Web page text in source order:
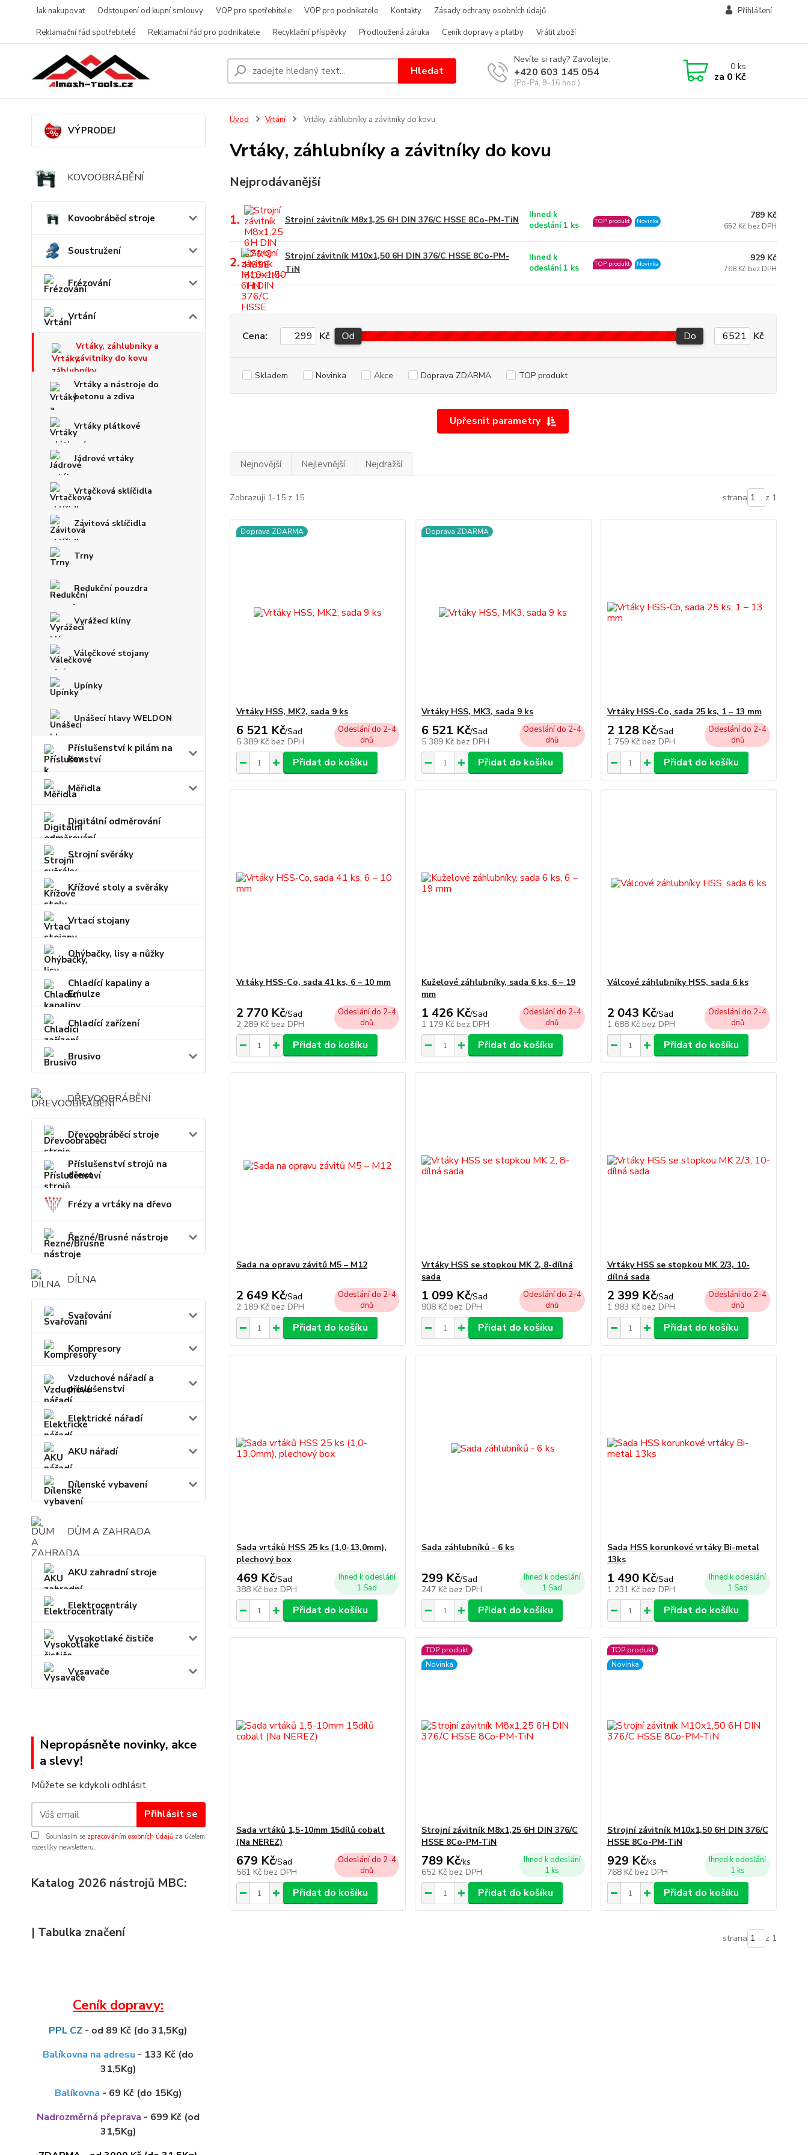
Jak nakupovat Odstoupení od kupní smlouvy VOP pro spotřebitele VOP pro podnikatele Kontakty
Zásady ochrany osobních údajů
Reklamační řád spotřebitelé
Reklamační řád pro podnikatele Recyklační příspěvky Prodloužená záruka Ceník dopravy a platby Vrátit zboží
Přihlášení
Hledat
Nevíte si rady? Zavolejte.
+420 603 145 054
(Po-Pá, 9-16 hod.)
0ks
za 0 Kč
VÝPRODEJ
KOVOOBRÁBĚNÍ
Kovoobráběcí stroje
Soustružení
Frézování
Vrtání
Vrtáky, záhlubníky a
závitníky do kovu
Vrtáky a nástroje do
betonu a zdiva
Vrtáky plátkové
Jádrové vrtáky
Vrtačková sklíčidla
Závitová sklíčidla
Trny
Redukční pouzdra
Vyrážecí klíny
Válečkové stojany
Upínky
Unášecí hlavy WELDON
Příslušenství k pilám na
kov
Měřidla
Digitální odměrování
Strojní svěráky
Křížové stoly a svěráky
Vrtací stojany
Ohýbačky, lisy a nůžky
Chladící kapaliny a
Emulze
Chladící zařízení
Brusivo
DŘEVOOBRÁBĚNÍ
Dřevoobráběcí stroje
Příslušenství strojů na
dřevo
Frézy a vrtáky na dřevo
Řezné/Brusné nástroje
DÍLNA
Svařování
Kompresory
Vzduchové nářadí a
příslušenství
Elektrické nářadí
AKU nářadí
Dílenské vybavení
DŮM A ZAHRADA
AKU zahradní stroje
Elektrocentrály
Vysokotlaké čističe
Vysavače
Nepropásněte novinky, akce
a slevy!
Můžete se kdykoli odhlásit.
Přihlásit se
Souhlasím se zpracováním osobních údajů za účelem
rozesílky newsletteru.
Katalog 2026 nástrojů MBC:
| Tabulka značení
Ceník dopravy:
PPL CZ - od 89 Kč (do 31,5Kg)
Balíkovna na adresu - 133 Kč (do
31,5Kg)
Balíkovna - 69 Kč (do 15Kg)
Nadrozměrná přeprava - 699 Kč (od
31,5Kg)
Úvod Vrtání Vrtáky, záhlubníky a závitníky do kovu
Vrtáky, záhlubníky a závitníky do kovu
Nejprodávanější
1. Strojní závitník M8x1,25 6H DIN 376/C HSSE 8Co-PM-TiN
Ihned k
odeslání 1 ks
TOP produkt Novinka
789 Kč
652 Kč bez DPH
2.
Strojní závitník M10x1,50 6H DIN 376/C HSSE 8Co-PM-
TiN
Ihned k
odeslání 1 ks
TOP produkt Novinka
929 Kč
768 Kč bez DPH
Upřesnit parametry
Cena: Kč Od Do Kč
Skladem Novinka Akce Doprava ZDARMA TOP produkt
Nejnovější Nejlevnější Nejdražší
Zobrazuji 1-15 z 15 strana z 1
Doprava ZDARMA
Vrtáky HSS, MK2, sada 9 ks
6 521 Kč/Sad
5 389 Kč bez DPH
Odeslání do 2-4
dnů
Přidat do košíku
Doprava ZDARMA
Vrtáky HSS, MK3, sada 9 ks
6 521 Kč/Sad
5 389 Kč bez DPH
Odeslání do 2-4
dnů
Přidat do košíku
Vrtáky HSS-Co, sada 25 ks, 1 – 13 mm
2 128 Kč/Sad
1 759 Kč bez DPH
Odeslání do 2-4
dnů
Přidat do košíku
Vrtáky HSS-Co, sada 41 ks, 6 – 10 mm
2 770 Kč/Sad
2 289 Kč bez DPH
Odeslání do 2-4
dnů
Přidat do košíku
Kuželové záhlubníky, sada 6 ks, 6 – 19
mm
1 426 Kč/Sad
1 179 Kč bez DPH
Odeslání do 2-4
dnů
Přidat do košíku
Válcové záhlubníky HSS, sada 6 ks
2 043 Kč/Sad
1 688 Kč bez DPH
Odeslání do 2-4
dnů
Přidat do košíku
Sada na opravu závitů M5 – M12
2 649 Kč/Sad
2 189 Kč bez DPH
Odeslání do 2-4
dnů
Přidat do košíku
Vrtáky HSS se stopkou MK 2, 8-dílná
sada
1 099 Kč/Sad
908 Kč bez DPH
Odeslání do 2-4
dnů
Přidat do košíku
Vrtáky HSS se stopkou MK 2/3, 10-
dílná sada
2 399 Kč/Sad
1 983 Kč bez DPH
Odeslání do 2-4
dnů
Přidat do košíku
Sada vrtáků HSS 25 ks (1,0-13,0mm),
plechový box
469 Kč/Sad
388 Kč bez DPH
Ihned k odeslání
1 Sad
Přidat do košíku
Sada záhlubníků - 6 ks
299 Kč/Sad
247 Kč bez DPH
Ihned k odeslání
1 Sad
Přidat do košíku
Sada HSS korunkové vrtáky Bi-metal
13ks
1 490 Kč/Sad
1 231 Kč bez DPH
Ihned k odeslání
1 Sad
Přidat do košíku
Sada vrtáků 1,5-10mm 15dílů cobalt
(Na NEREZ)
679 Kč/Sad
561 Kč bez DPH
Odeslání do 2-4
dnů
Přidat do košíku
TOP produkt
Novinka
Strojní závitník M8x1,25 6H DIN 376/C
HSSE 8Co-PM-TiN
789 Kč/ks
652 Kč bez DPH
Ihned k odeslání
1 ks
Přidat do košíku
TOP produkt
Novinka
Strojní závitník M10x1,50 6H DIN 376/C
HSSE 8Co-PM-TiN
929 Kč/ks
768 Kč bez DPH
Ihned k odeslání
1 ks
Přidat do košíku
strana z 1